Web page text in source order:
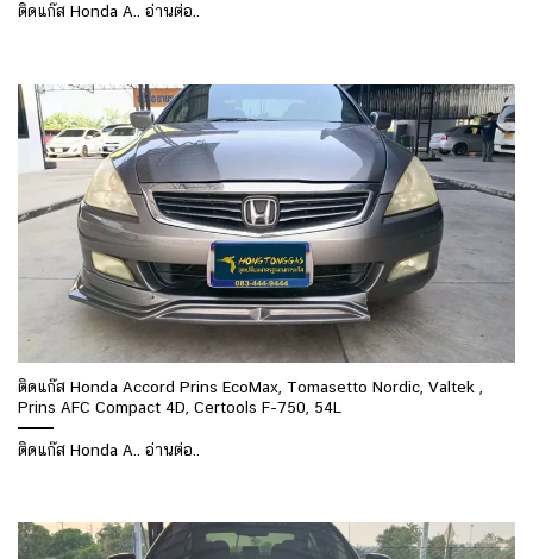
ติดแก๊ส Honda A.. อ่านต่อ..
ติดแก๊ส Honda Accord Prins EcoMax, Tomasetto Nordic, Valtek ,
Prins AFC Compact 4D, Certools F-750, 54L
ติดแก๊ส Honda A.. อ่านต่อ..